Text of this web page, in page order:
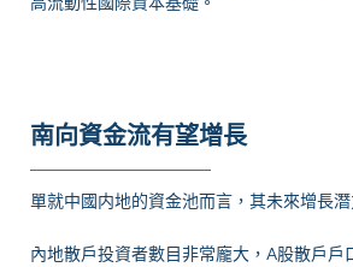
南向資金流有望增長
單就中國内地的資金池而言，其未來增長潛
內地散戶投資者數目非常龐大，A股散戶戶